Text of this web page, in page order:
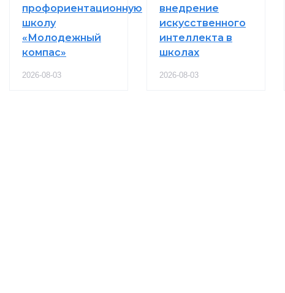
профориентационную
школу
«Молодежный
компас»
2026-08-03
внедрение
искусственного
интеллекта в
школах
2026-08-03